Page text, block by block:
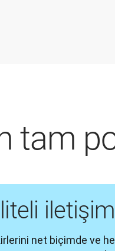
tam
iletişim
net biçimde ve